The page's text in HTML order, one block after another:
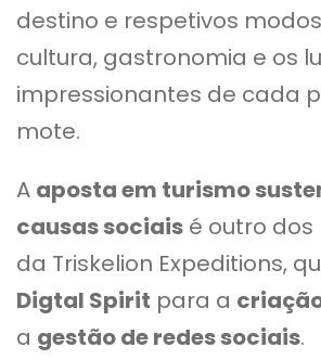
destino e respetivos
cultura, gastronomia e os
impressionantes de cada
mote.
A aposta em turismo
causas sociais é outro
da Triskelion Expeditions,
Digtal Spirit para a
a gestão de redes sociais.